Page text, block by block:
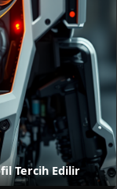
Tercih Edilir